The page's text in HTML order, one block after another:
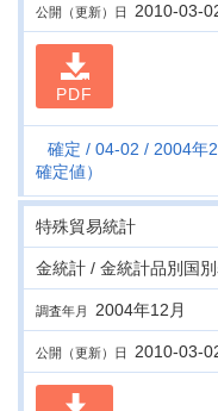
公開（更新）日 2010-03-
PDF
確定 04-02
2004年
確定値）
特殊貿易統計
金統計 / 金統計品別国
調査年月 2004年12月
公開（更新）日 2010-03-